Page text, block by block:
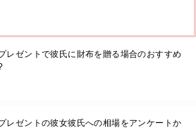
レゼントで彼氏に財布を贈る場合のおすすめ
レゼントの彼女彼氏への相場をアンケートか